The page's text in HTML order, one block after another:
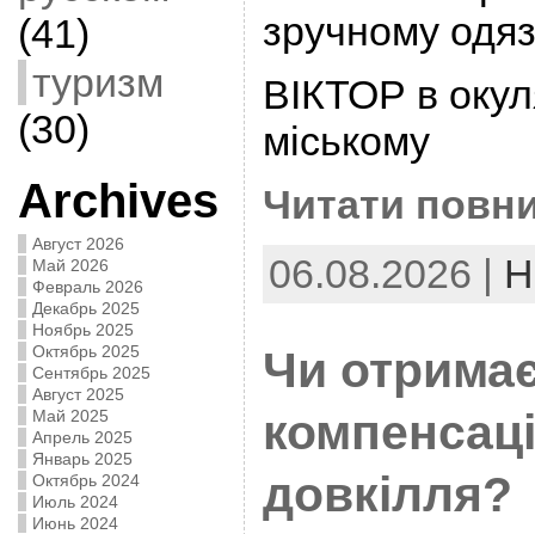
(41)
туризм
(30)
Archives
Август 2026
Май 2026
Февраль 2026
Декабрь 2025
Ноябрь 2025
Октябрь 2025
Сентябрь 2025
Август 2025
Май 2025
Апрель 2025
Январь 2025
Октябрь 2024
Июль 2024
Июнь 2024
зручному
ВІКТОР в
міському
Читати
06.08.2026 |
Чи
довкілля?